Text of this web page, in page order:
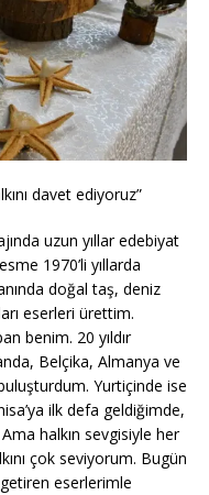
davet ediyoruz”
uzun yıllar edebiyat
1970’li yıllarda
doğal taş, deniz
eserleri ürettim.
benim. 20 yıldır
Belçika, Almanya ve
Yurtiçinde ise
ilk defa geldiğimde,
halkın sevgisiyle her
çok seviyorum. Bugün
eserlerimle